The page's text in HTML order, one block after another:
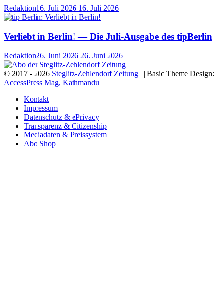
Redaktion16. Juli 2026 16. Juli 2026
Verliebt in Berlin! — Die Juli-Ausgabe des tipBerlin
Redaktion26. Juni 2026 26. Juni 2026
© 2017 - 2026 Steglitz-Zehlendorf Zeitung | | Basic Theme Design:
AccessPress Mag, Kathmandu
Kontakt
Impressum
Datenschutz & ePrivacy
Transparenz & Citizenship
Mediadaten & Preissystem
Abo Shop